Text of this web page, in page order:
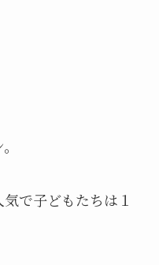
で子どもたちは１